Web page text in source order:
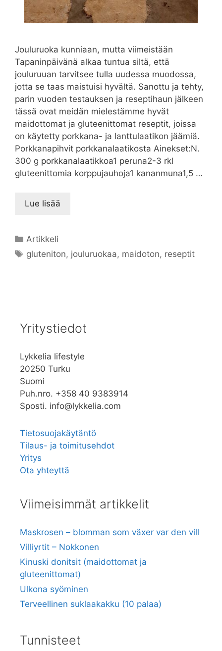
Jouluruoka kunniaan, mutta viimeistään
Tapaninpäivänä alkaa tuntua siltä, että
jouluruuan tarvitsee tulla uudessa muodossa,
jotta se taas maistuisi hyvältä. Sanottu ja tehty,
parin vuoden testauksen ja reseptihaun jälkeen
tässä ovat meidän mielestämme hyvät
maidottomat ja gluteenittomat reseptit, joissa
on käytetty porkkana- ja lanttulaatikon jäämiä.
Porkkanapihvit porkkanalaatikosta Ainekset:N.
300 g porkkanalaatikkoa1 peruna2-3 rkl
gluteenittomia korppujauhoja1 kananmuna1,5 …
Lue lisää
Kategoriat
Artikkeli
Avainsanat
gluteniton, jouluruokaa, maidoton, reseptit
Yritystiedot
Lykkelia lifestyle
20250 Turku
Suomi
Puh.nro. +358 40 9383914
Sposti. info@lykkelia.com
Tietosuojakäytäntö
Tilaus- ja toimitusehdot
Yritys
Ota yhteyttä
Viimeisimmät artikkelit
Maskrosen – blomman som växer var den vill
Villiyrtit – Nokkonen
Kinuski donitsit (maidottomat ja
gluteenittomat)
Ulkona syöminen
Terveellinen suklaakakku (10 palaa)
Tunnisteet